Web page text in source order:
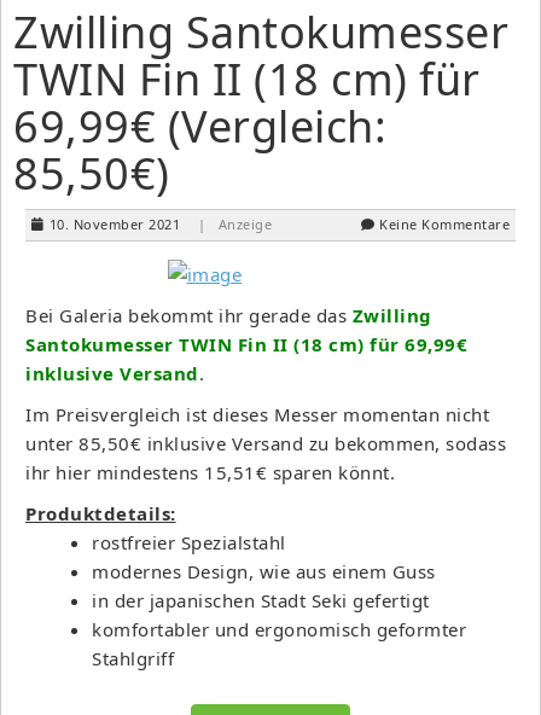
Zwilling Santokumesser
TWIN Fin II (18 cm) für
69,99€ (Vergleich:
85,50€)
10. November 2021 | Anzeige Keine Kommentare
Bei Galeria bekommt ihr gerade das Zwilling
Santokumesser TWIN Fin II (18 cm) für 69,99€
inklusive Versand.
Im Preisvergleich ist dieses Messer momentan nicht
unter 85,50€ inklusive Versand zu bekommen, sodass
ihr hier mindestens 15,51€ sparen könnt.
Produktdetails:
rostfreier Spezialstahl
modernes Design, wie aus einem Guss
in der japanischen Stadt Seki gefertigt
komfortabler und ergonomisch geformter
Stahlgriff